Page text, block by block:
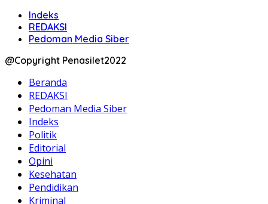
Indeks
REDAKSI
Pedoman Media Siber
@Copyright Penasilet2022
Beranda
REDAKSI
Pedoman Media Siber
Indeks
Politik
Editorial
Opini
Kesehatan
Pendidikan
Kriminal